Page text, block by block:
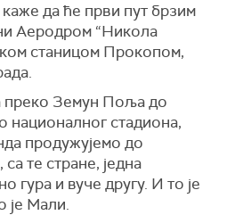
каже да ће први пут брзим
Аеродром “Никола
станицом Прокопом,
преко Земун Поља до
националног стадиона,
продужујемо до
те стране, једна
гура и вуче другу. И то је
је Мали.